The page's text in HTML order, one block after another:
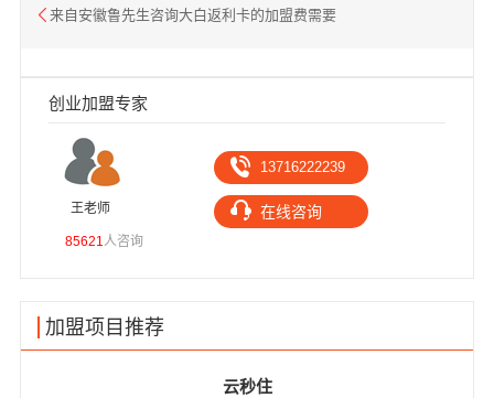
来自安徽鲁先生咨询大白返利卡的加盟费需要
创业加盟专家
王老师
13716222239
在线咨询
85621人咨询
加盟项目推荐
云秒住